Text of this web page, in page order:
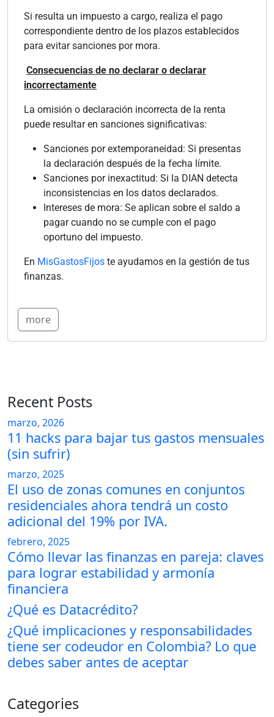
Si resulta un impuesto a cargo, realiza el pago
correspondiente dentro de los plazos establecidos
para evitar sanciones por mora.
Consecuencias de no declarar o declarar
incorrectamente
La omisión o declaración incorrecta de la renta
puede resultar en sanciones significativas:
Sanciones por extemporaneidad: Si presentas
la declaración después de la fecha límite.
Sanciones por inexactitud: Si la DIAN detecta
inconsistencias en los datos declarados.
Intereses de mora: Se aplican sobre el saldo a
pagar cuando no se cumple con el pago
oportuno del impuesto.
En MisGastosFijos te ayudamos en la gestión de tus
finanzas.
more
Recent Posts
marzo, 2026
11 hacks para bajar tus gastos mensuales
(sin sufrir)
marzo, 2025
El uso de zonas comunes en conjuntos
residenciales ahora tendrá un costo
adicional del 19% por IVA.
febrero, 2025
Cómo llevar las finanzas en pareja: claves
para lograr estabilidad y armonía
financiera
¿Qué es Datacrédito?
¿Qué implicaciones y responsabilidades
tiene ser codeudor en Colombia? Lo que
debes saber antes de aceptar
Categories